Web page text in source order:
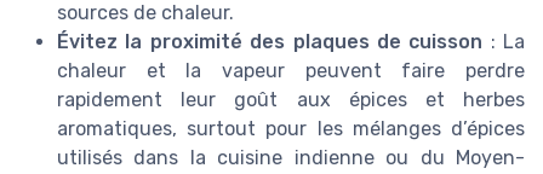
sources de chaleur.
Évitez la proximité des plaques de cuisson : La
chaleur et la vapeur peuvent faire perdre
rapidement leur goût aux épices et herbes
aromatiques, surtout pour les mélanges d’épices
utilisés dans la cuisine indienne ou du Moyen-